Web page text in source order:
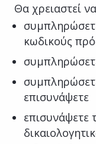
Θα χρειαστεί
κωδικούς
επισυνάψετε
επισυνάψετε